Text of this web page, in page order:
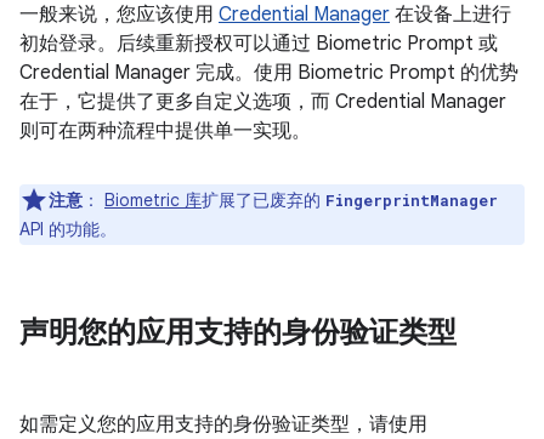
一般来说，您应该使用 Credential Manager 在设备上进行
初始登录。后续重新授权可以通过 Biometric Prompt 或
Credential Manager 完成。使用 Biometric Prompt 的优势
在于，它提供了更多自定义选项，而 Credential Manager
则可在两种流程中提供单一实现。
注意 ： Biometric 库扩展了已废弃的 FingerprintManager
API 的功能。
声明您的应用支持的身份验证类型
如需定义您的应用支持的身份验证类型，请使用